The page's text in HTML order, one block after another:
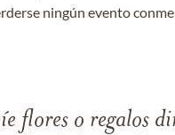
ningún evento
flores o regalos